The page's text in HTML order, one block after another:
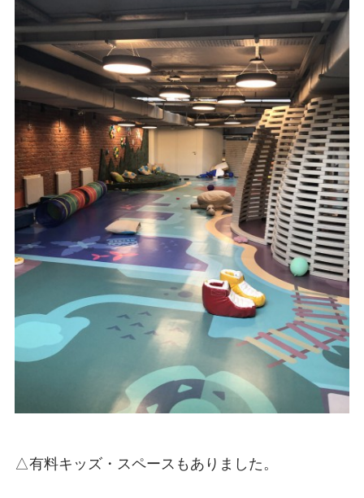
△有料キッズ・スペースもありました。